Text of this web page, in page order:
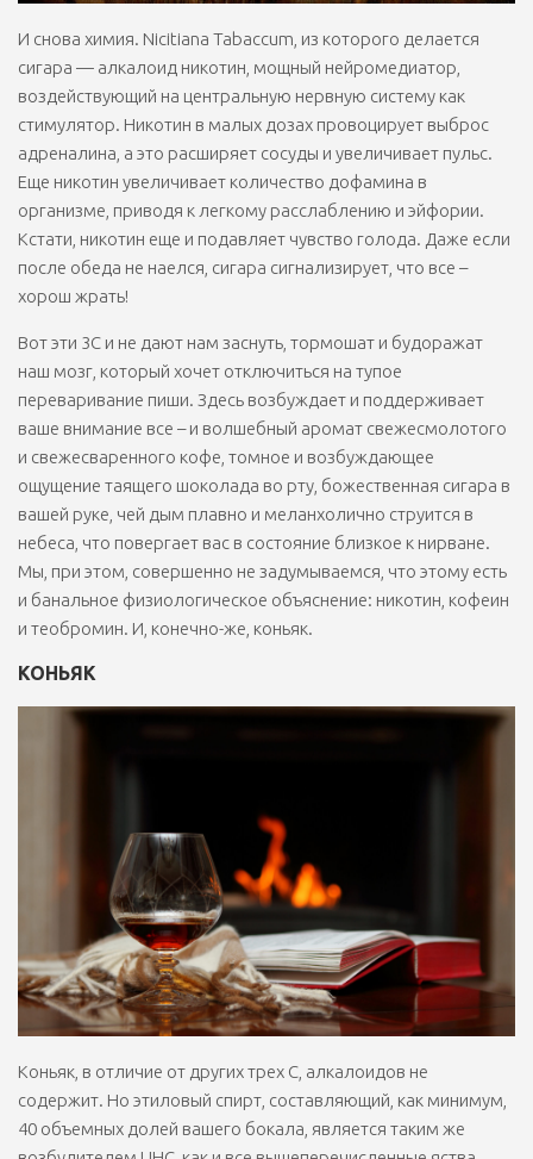
И снова химия. Nicitiana Tabaccum, из которого делается
сигара — алкалоид никотин, мощный нейромедиатор,
воздействующий на центральную нервную систему как
стимулятор. Никотин в малых дозах провоцирует выброс
адреналина, а это расширяет сосуды и увеличивает пульс.
Еще никотин увеличивает количество дофамина в
организме, приводя к легкому расслаблению и эйфории.
Кстати, никотин еще и подавляет чувство голода. Даже если
после обеда не наелся, сигара сигнализирует, что все –
хорош жрать!
Вот эти 3С и не дают нам заснуть, тормошат и будоражат
наш мозг, который хочет отключиться на тупое
переваривание пиши. Здесь возбуждает и поддерживает
ваше внимание все – и волшебный аромат свежесмолотого
и свежесваренного кофе, томное и возбуждающее
ощущение таящего шоколада во рту, божественная сигара в
вашей руке, чей дым плавно и меланхолично струится в
небеса, что повергает вас в состояние близкое к нирване.
Мы, при этом, совершенно не задумываемся, что этому есть
и банальное физиологическое объяснение: никотин, кофеин
и теобромин. И, конечно-же, коньяк.
КОНЬЯК
Коньяк, в отличие от других трех С, алкалоидов не
содержит. Но этиловый спирт, составляющий, как минимум,
40 объемных долей вашего бокала, является таким же